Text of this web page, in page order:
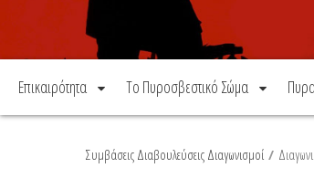
Επικαιρότητα Το Πυροσβεστικό Σώμα
Συμβάσεις Διαβουλεύσεις Διαγωνισμοί /